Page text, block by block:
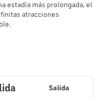
estadía más prolongada, el
atracciones
Salida